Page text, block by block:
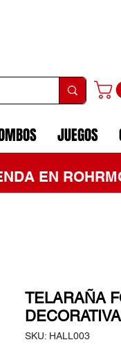
JUEGOS
EN
TELARAÑA
SKU: HALL003